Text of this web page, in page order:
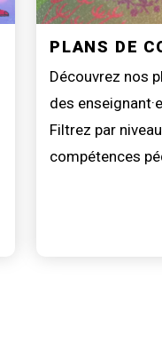
PLANS DE
Découvrez nos
des
Filtrez par
compétences